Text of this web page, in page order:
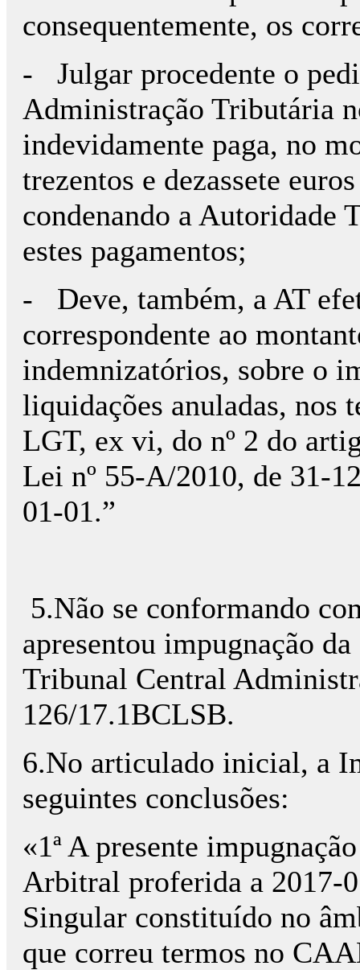
consequentemente, os
- Julgar procedente o
Administração Tributária
indevidamente paga, no
trezentos e dezassete
condenando a Autoridade
estes pagamentos;
- Deve, também, a AT
correspondente ao
indemnizatórios, sobre o
liquidações anuladas, nos
LGT, ex vi, do nº 2 do
Lei nº 55-A/2010, de 31-
01-01.”
5.Não se conformando
apresentou impugnação
Tribunal Central
126/17.1BCLSB.
6.No articulado inicial, a
seguintes conclusões:
«1ª A presente
Arbitral proferida a 2017-
Singular constituído no
que correu termos no